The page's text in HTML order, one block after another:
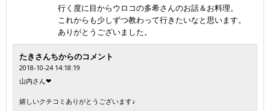
行く度に目からウロコの多希さんのお話＆お料理。
これからも少しずつ教わって行きたいなと思います。
ありがとうございました。
たきさんちからのコメント
2018-10-24 14:18:19
山内さん❤
嬉しいクチコミありがとうございます♪